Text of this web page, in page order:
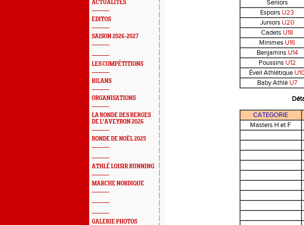
ACTUALITÉS
EDITOS
SAISON 2026-2027
LES COMPÉTITIONS
BILANS
ORGANISATIONS
LA RONDE DES BERGES
DE L'AVEYRON 2026
RONDE DE NOËL 2025
ATHLÉ LOISIR RUNNING
MARCHE NORDIQUE
GALERIE PHOTOS
Seniors
Espoirs U23
Juniors U20
Cadets U18
Minimes U16
Benjamins U14
Poussins U12
Éveil Athlétique
Baby Athlé U7
CATEGORIE
Masters H et F